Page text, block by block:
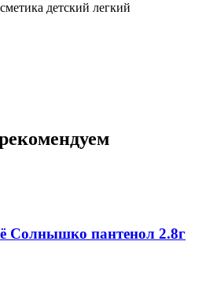
детский легкий
Солнышко пантенол 2.8г